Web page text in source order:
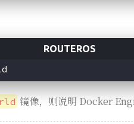
镜像，则说明 Docker